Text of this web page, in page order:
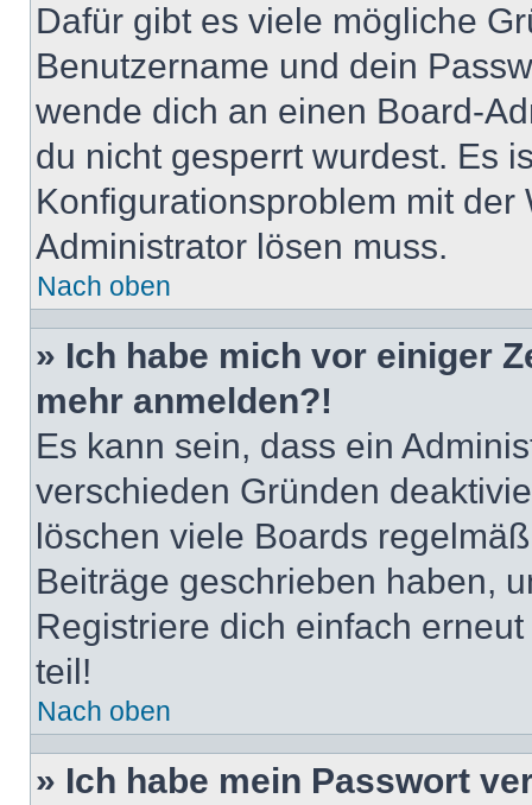
Dafür gibt es viele mögliche
Benutzername und dein
wende dich an einen Board-
du nicht gesperrt wurdest. Es
Konfigurationsproblem mit
Administrator lösen muss.
Nach oben
» Ich habe mich vor einiger
mehr anmelden?!
Es kann sein, dass ein
verschieden Gründen
löschen viele Boards
Beiträge geschrieben haben,
Registriere dich einfach
teil!
Nach oben
» Ich habe mein Passwort